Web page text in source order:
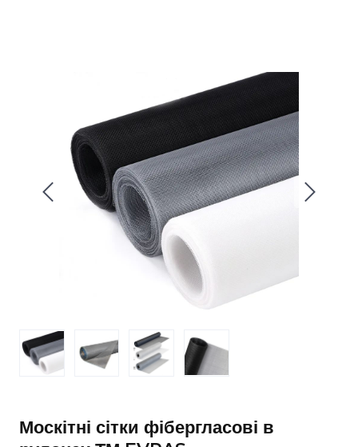
Москітні сітки фібергласові в